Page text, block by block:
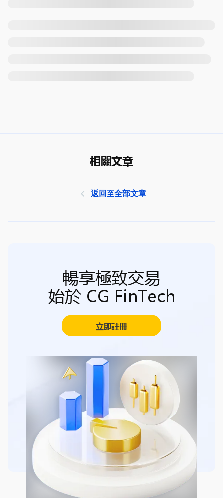
相關文章
返回至全部文章
暢享極致交易
始於 CG FinTech
立即註冊